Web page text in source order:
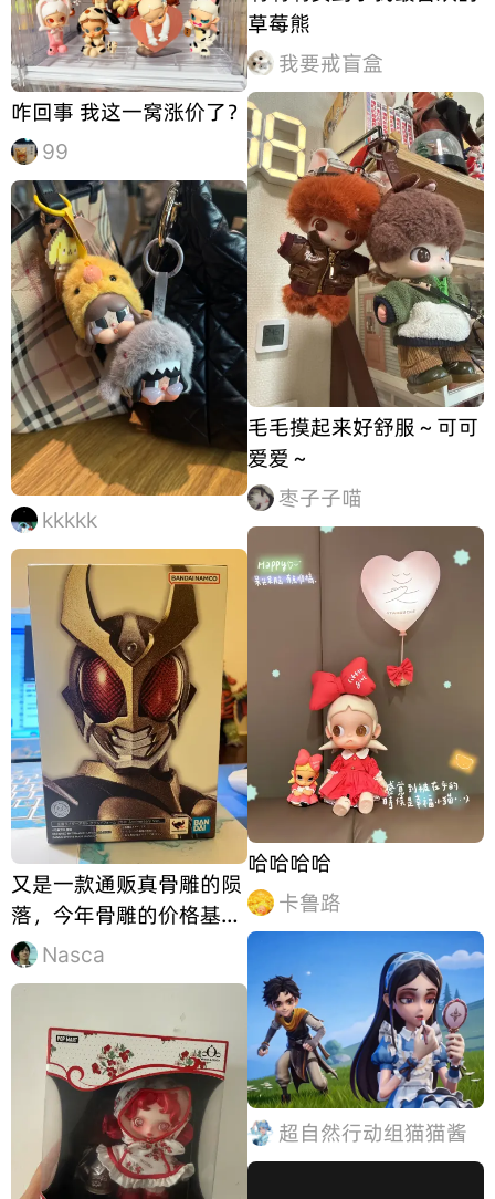
流氓叙事的钱。建议想打
的人把钱省下来去买
咋回事 我这一窝涨价了？
99
kkkkk
又是一款通贩真骨雕的陨
落，今年骨雕的价格基本
除开天帝迪迦以外意外地
都跌回了原价甚至破发
予厚望”的产品） 这款也
不例外，首先就是十年牢
素体，其次就是主体三种
金色的使用，再加上品控
Nasca
草莓熊
我要戒盲盒
毛毛摸起来好舒服～可可
爱爱～
枣子子喵
哈哈哈哈
卡鲁路
超自然行动组猫猫酱